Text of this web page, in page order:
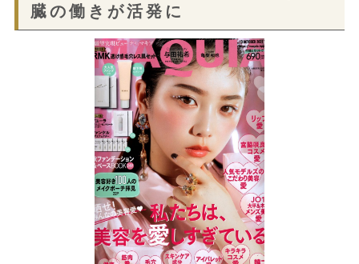
臓の働きが活発に